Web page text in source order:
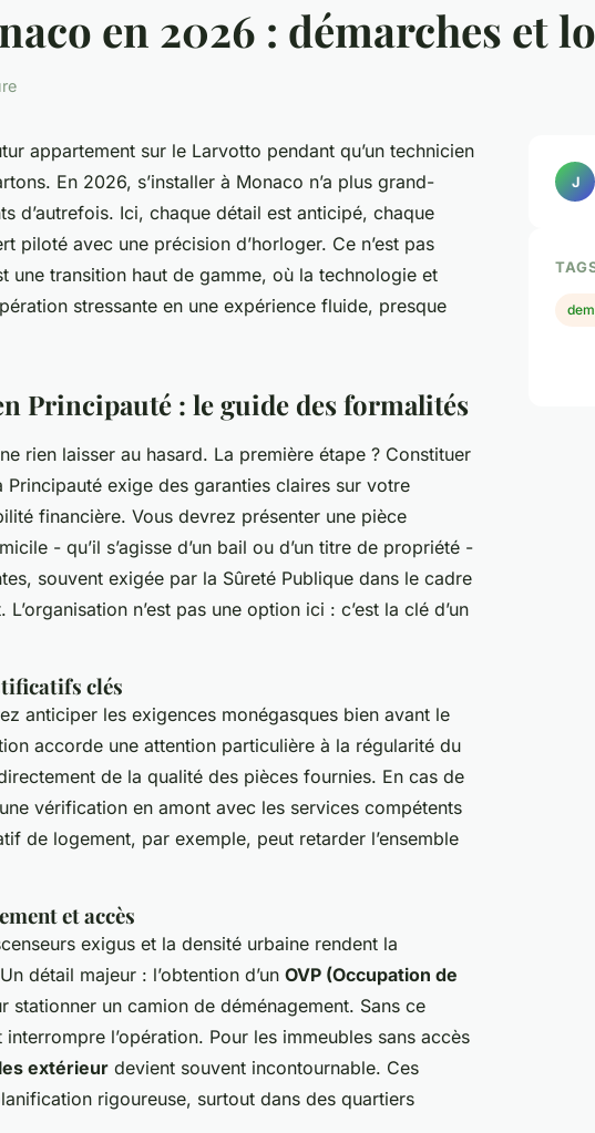
en 2026 : démarches et
appartement sur le Larvotto pendant qu’un technicien
En 2026, s’installer à Monaco n’a plus grand-
d’autrefois. Ici, chaque détail est anticipé, chaque
piloté avec une précision d’horloger. Ce n’est pas
une transition haut de gamme, où la technologie et
stressante en une expérience fluide, presque
Principauté : le guide des formalités
rien laisser au hasard. La première étape ? Constituer
exige des garanties claires sur votre
financière. Vous devrez présenter une pièce
- qu’il s’agisse d’un bail ou d’un titre de propriété -
souvent exigée par la Sûreté Publique dans le cadre
n’est pas une option ici : c’est la clé d’un
clés
anticiper les exigences monégasques bien avant le
accorde une attention particulière à la régularité du
de la qualité des pièces fournies. En cas de
vérification en amont avec les services compétents
de logement, par exemple, peut retarder l’ensemble
et accès
exigus et la densité urbaine rendent la
détail majeur : l’obtention d’un OVP (Occupation de
stationner un camion de déménagement. Sans ce
l’opération. Pour les immeubles sans accès
extérieur devient souvent incontournable. Ces
rigoureuse, surtout dans des quartiers
J